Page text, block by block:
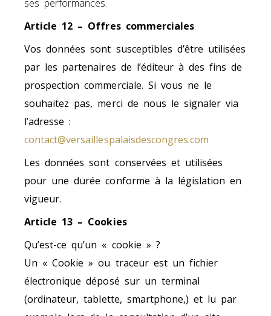
ses performances.
Article 12 – Offres commerciales
Vos données sont susceptibles d’être utilisées
par les partenaires de l’éditeur à des fins de
prospection commerciale. Si vous ne le
souhaitez pas, merci de nous le signaler via
l’adresse :
contact@versaillespalaisdescongres.com
Les données sont conservées et utilisées
pour une durée conforme à la législation en
vigueur.
Article 13 – Cookies
Qu’est-ce qu’un « cookie » ?
Un « Cookie » ou traceur est un fichier
électronique déposé sur un terminal
(ordinateur, tablette, smartphone,) et lu par